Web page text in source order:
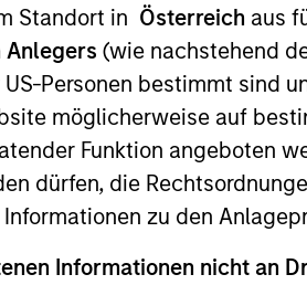
Standort in Österreich aus
Anlegers (wie nachstehend
Personen bestimmt sind
möglicherweise auf
Funktion angeboten
dürfen, die
zu den
Informationen nicht an
für die künftige
(NIW) berechnet. Alle
Kalenderjahres zu erhalten.